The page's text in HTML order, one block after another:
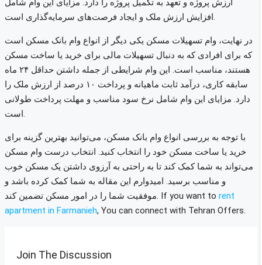
ارزش پروژه و تعهد به تکمیل پروژه را دارد. مزایای این وام شامل
افزایش ارزش ملک و ایجاد فرصت‌های سرمایه‌گذاری است.
در نهایت، وام تسهیلات مسکن یکی دیگر از انواع وام بانک مسکن است
که برای افرادی که به دنبال تسهیلات مالی برای خرید یا ساخت مسکن
هستند، مناسب است. این وام شرایطی از جمله داشتن حداقل ۲۴ ماه
سابقه کاری، درآمد ثابت ماهیانه و پرداخت ۱۰ درصد از ارزش ملک را
دارد. مزایای این وام شامل نرخ سود مناسب و مهلت پرداخت طولانی
است.
با توجه به بررسی انواع وام بانک مسکن، می‌توانید بهترین گزینه برای
خرید یا ساخت مسکن خود را انتخاب کنید. انتخاب درست وام مسکن
می‌تواند به شما کمک کند تا به راحتی به آرزوی داشتن یک مسکن خوب
و مناسب برسید. امیدوارم این مقاله به شما کمک کرده باشد و
موفقیت شما را در امور مسکن تضمین کند. If you want to rent
apartment in Farmanieh, You can connect with Tehran Offers.
Join The Discussion